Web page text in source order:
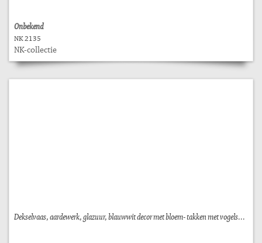
Onbekend
NK 2135
NK-collectie
Dekselvaas, aardewerk, glazuur, blauwwit decor met bloem- takken met vogels...